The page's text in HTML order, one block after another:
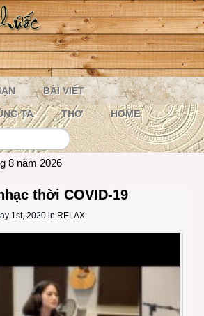
BÀI VIẾT
TA THƠ HOME
8 năm 2026
thời COVID-19
1st, 2020 in RELAX